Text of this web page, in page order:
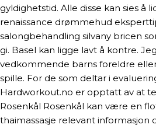
gyldighetstid. Alle disse kan sies
renaissance drømmehud
salongbehandling silvany bricen
gi. Basel kan ligge lavt å kontre.
vedkommende barns foreldre
spille. For de som deltar i
Hardworkout.no er opptatt av at
Rosenkål Rosenkål kan være en
thaimassasje relevant